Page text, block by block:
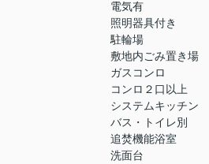
電気有
照明器具付き
駐輪場
敷地内ごみ置き場
ガスコンロ
コンロ２口以上
システムキッチン
バス・トイレ別
追焚機能浴室
洗面台